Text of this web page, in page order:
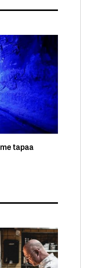
tapaa